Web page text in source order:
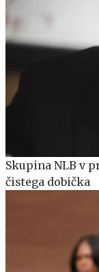
Skupina NLB v
čistega dobička